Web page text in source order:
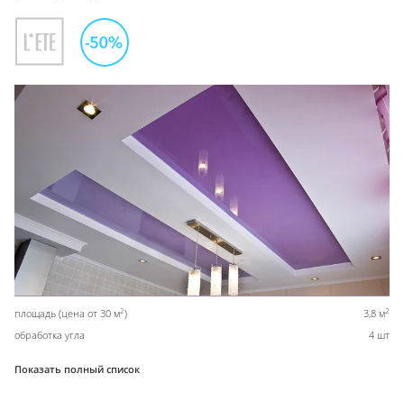
площадь (цена от 30 м2) 3,8 м2
обработка угла 4 шт
Показать полный список